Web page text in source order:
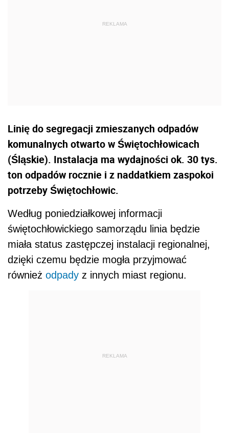
Linię do segregacji zmieszanych odpadów
komunalnych otwarto w Świętochłowicach
(Śląskie). Instalacja ma wydajności ok. 30 tys.
ton odpadów rocznie i z naddatkiem zaspokoi
potrzeby Świętochłowic.
Według poniedziałkowej informacji
świętochłowickiego samorządu linia będzie
miała status zastępczej instalacji regionalnej,
dzięki czemu będzie mogła przyjmować
również odpady z innych miast regionu.
REKLAMA